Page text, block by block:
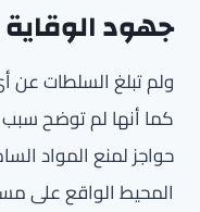
جهود
ولم تبلغ السلطات عن
كما أنها لم توضح
حواجز لمنع المواد
المحيط الواقع على